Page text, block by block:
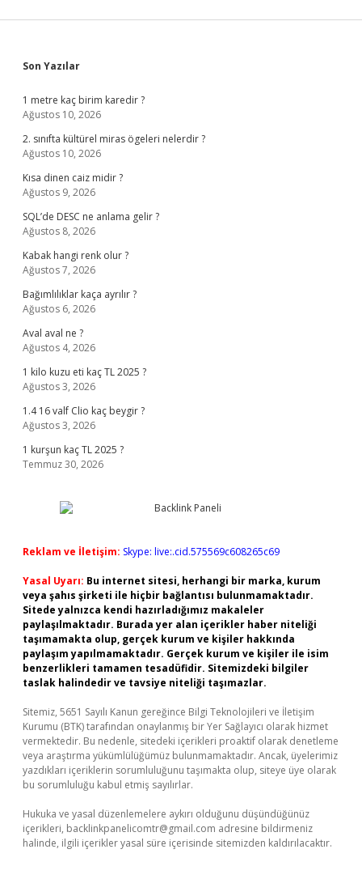
Sidebar
Son Yazılar
1 metre kaç birim karedir ?
Ağustos 10, 2026
2. sınıfta kültürel miras ögeleri nelerdir ?
Ağustos 10, 2026
Kısa dinen caiz midir ?
Ağustos 9, 2026
SQL’de DESC ne anlama gelir ?
Ağustos 8, 2026
Kabak hangi renk olur ?
Ağustos 7, 2026
Bağımlılıklar kaça ayrılır ?
Ağustos 6, 2026
Aval aval ne ?
Ağustos 4, 2026
1 kilo kuzu eti kaç TL 2025 ?
Ağustos 3, 2026
1.4 16 valf Clio kaç beygir ?
Ağustos 3, 2026
1 kurşun kaç TL 2025 ?
Temmuz 30, 2026
Reklam ve İletişim: Skype: live:.cid.575569c608265c69
Yasal Uyarı: Bu internet sitesi, herhangi bir marka, kurum
veya şahıs şirketi ile hiçbir bağlantısı bulunmamaktadır.
Sitede yalnızca kendi hazırladığımız makaleler
paylaşılmaktadır. Burada yer alan içerikler haber niteliği
taşımamakta olup, gerçek kurum ve kişiler hakkında
paylaşım yapılmamaktadır. Gerçek kurum ve kişiler ile isim
benzerlikleri tamamen tesadüfidir. Sitemizdeki bilgiler
taslak halindedir ve tavsiye niteliği taşımazlar.
Sitemiz, 5651 Sayılı Kanun gereğince Bilgi Teknolojileri ve İletişim
Kurumu (BTK) tarafından onaylanmış bir Yer Sağlayıcı olarak hizmet
vermektedir. Bu nedenle, sitedeki içerikleri proaktif olarak denetleme
veya araştırma yükümlülüğümüz bulunmamaktadır. Ancak, üyelerimiz
yazdıkları içeriklerin sorumluluğunu taşımakta olup, siteye üye olarak
bu sorumluluğu kabul etmiş sayılırlar.
Hukuka ve yasal düzenlemelere aykırı olduğunu düşündüğünüz
içerikleri, backlinkpanelicomtr@gmail.com adresine bildirmeniz
halinde, ilgili içerikler yasal süre içerisinde sitemizden kaldırılacaktır.